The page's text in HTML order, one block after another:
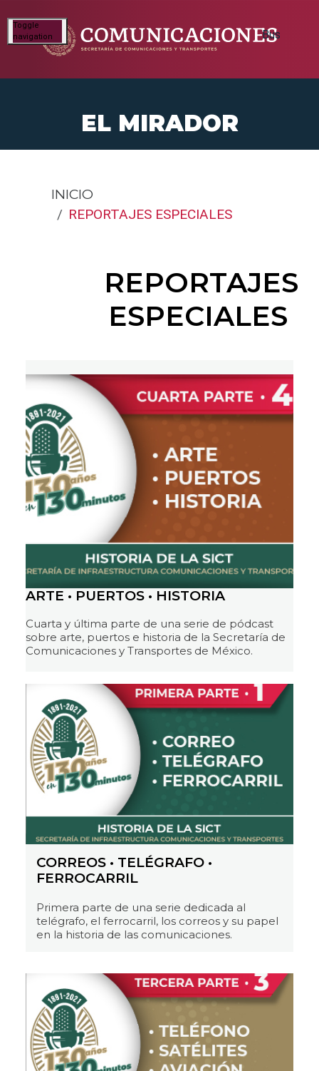
Toggle
navigation
EL MIRADOR
INICIO
REPORTAJES ESPECIALES
REPORTAJES
ESPECIALES
ARTE • PUERTOS • HISTORIA
Cuarta y última parte de una serie de pódcast
sobre arte, puertos e historia de la Secretaría de
Comunicaciones y Transportes de México.
CORREOS • TELÉGRAFO •
FERROCARRIL
Primera parte de una serie dedicada al
telégrafo, el ferrocarril, los correos y su papel
en la historia de las comunicaciones.